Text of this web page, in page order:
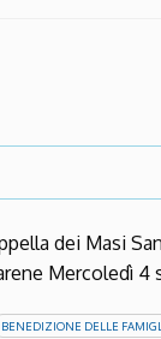
dei Masi
Mercoledì
BENEDIZIONE DELLE